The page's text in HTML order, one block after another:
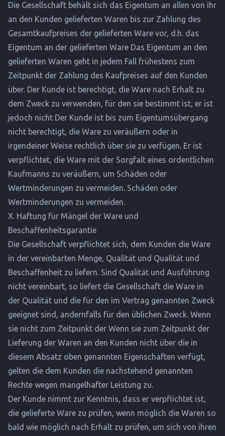
Die Gesellschaft behält sich das Eigentum an allen von ihr
an den Kunden gelieferten Waren bis zur Zahlung des
Gesamtkaufpreises der gelieferten Ware vor, d.h. das
Eigentum an der gelieferten Ware Das Eigentum an den
gelieferten Waren geht in jedem Fall frühestens zum
Zeitpunkt der Zahlung des Kaufpreises auf den Kunden
über. Der Kunde ist berechtigt, die Ware nach Erhalt zu
dem Zweck zu verwenden, für den sie bestimmt ist, er ist
jedoch nicht Der Kunde ist bis zum Eigentumsübergang
nicht berechtigt, die Ware zu veräußern oder in
irgendeiner Weise rechtlich über sie zu verfügen. Er ist
verpflichtet, die Ware mit der Sorgfalt eines ordentlichen
Kaufmanns zu veräußern, um Schäden oder
Wertminderungen zu vermeiden. Schäden oder
Wertminderungen zu vermeiden.
X. Haftung für Mängel der Ware und
Beschaffenheitsgarantie
Die Gesellschaft verpflichtet sich, dem Kunden die Ware
in der vereinbarten Menge, Qualität und Qualität und
Beschaffenheit zu liefern. Sind Qualität und Ausführung
nicht vereinbart, so liefert die Gesellschaft die Ware in
der Qualität und die für den im Vertrag genannten Zweck
geeignet sind, andernfalls für den üblichen Zweck. Wenn
sie nicht zum Zeitpunkt der Wenn sie zum Zeitpunkt der
Lieferung der Waren an den Kunden nicht über die in
diesem Absatz oben genannten Eigenschaften verfügt,
gelten die dem Kunden die nachstehend genannten
Rechte wegen mangelhafter Leistung zu.
Der Kunde nimmt zur Kenntnis, dass er verpflichtet ist,
die gelieferte Ware zu prüfen, wenn möglich die Waren so
bald wie möglich nach Erhalt zu prüfen, um sich von ihren